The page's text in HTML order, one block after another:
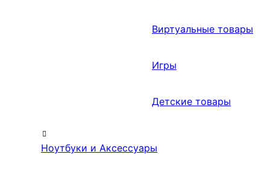
Виртуальные товары
Игры
Детские товары
Ноутбуки и Аксессуары